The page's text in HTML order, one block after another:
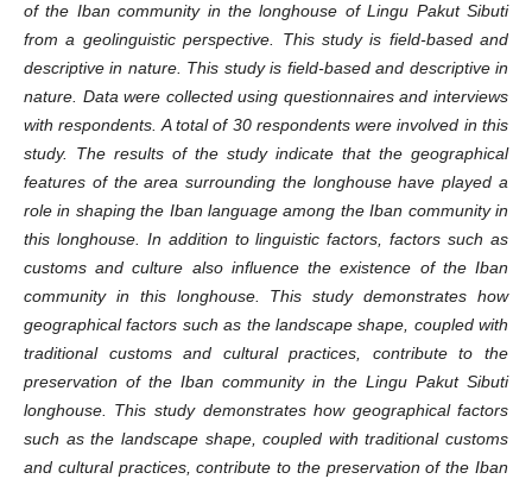
of the Iban community in the longhouse of Lingu Pakut Sibuti
from a geolinguistic perspective. This study is field-based and
descriptive in nature. This study is field-based and descriptive in
nature. Data were collected using questionnaires and interviews
with respondents. A total of 30 respondents were involved in this
study. The results of the study indicate that the geographical
features of the area surrounding the longhouse have played a
role in shaping the Iban language among the Iban community in
this longhouse. In addition to linguistic factors, factors such as
customs and culture also influence the existence of the Iban
community in this longhouse. This study demonstrates how
geographical factors such as the landscape shape, coupled with
traditional customs and cultural practices, contribute to the
preservation of the Iban community in the Lingu Pakut Sibuti
longhouse. This study demonstrates how geographical factors
such as the landscape shape, coupled with traditional customs
and cultural practices, contribute to the preservation of the Iban